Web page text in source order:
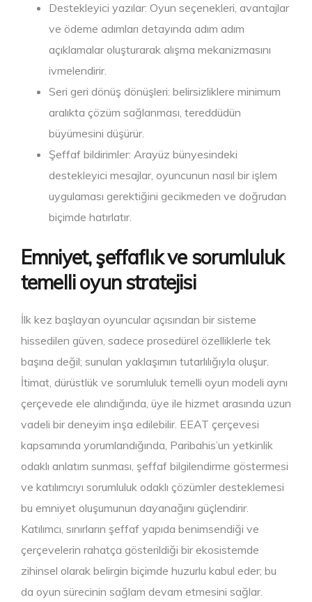
Destekleyici yazılar: Oyun seçenekleri, avantajlar
ve ödeme adımları detayında adım adım
açıklamalar oluşturarak alışma mekanizmasını
ivmelendirir.
Seri geri dönüş dönüşleri: belirsizliklere minimum
aralıkta çözüm sağlanması, tereddüdün
büyümesini düşürür.
Şeffaf bildirimler: Arayüz bünyesindeki
destekleyici mesajlar, oyuncunun nasıl bir işlem
uygulaması gerektiğini gecikmeden ve doğrudan
biçimde hatırlatır.
Emniyet, şeffaflık ve sorumluluk
temelli oyun stratejisi
İlk kez başlayan oyuncular açısından bir sisteme
hissedilen güven, sadece prosedürel özelliklerle tek
başına değil; sunulan yaklaşımın tutarlılığıyla oluşur.
İtimat, dürüstlük ve sorumluluk temelli oyun modeli aynı
çerçevede ele alındığında, üye ile hizmet arasında uzun
vadeli bir deneyim inşa edilebilir. EEAT çerçevesi
kapsamında yorumlandığında, Paribahis’un yetkinlik
odaklı anlatım sunması, şeffaf bilgilendirme göstermesi
ve katılımcıyı sorumluluk odaklı çözümler desteklemesi
bu emniyet oluşumunun dayanağını güçlendirir.
Katılımcı, sınırların şeffaf yapıda benimsendiği ve
çerçevelerin rahatça gösterildiği bir ekosistemde
zihinsel olarak belirgin biçimde huzurlu kabul eder; bu
da oyun sürecinin sağlam devam etmesini sağlar.